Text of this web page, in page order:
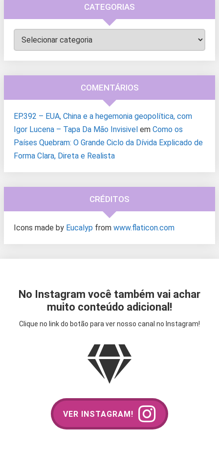
CATEGORIAS
Categorias
COMENTÁRIOS
EP.392 – EUA, China e a hegemonia geopolítica, com
Igor Lucena – Tapa Da Mão Invisivel em Como os
Países Quebram: O Grande Ciclo da Dívida Explicado de
Forma Clara, Direta e Realista
CRÉDITOS
Icons made by Eucalyp from www.flaticon.com
No Instagram você também vai achar
muito conteúdo adicional!
Clique no link do botão para ver nosso canal no Instagram!
VER INSTAGRAM!